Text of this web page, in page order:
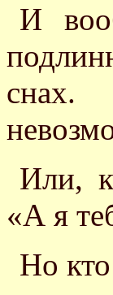
И
снах.
Или,
«А я
Но